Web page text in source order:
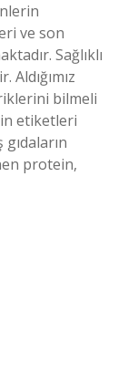
ve son
Sağlıklı
bilmeli
etiketleri
protein,